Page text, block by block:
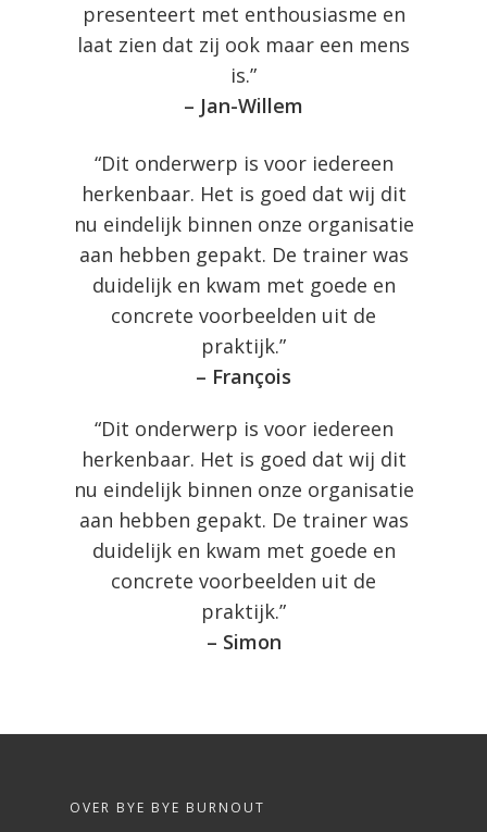
presenteert met enthousiasme en
laat zien dat zij ook maar een mens
is.”
– Jan-Willem
“Dit onderwerp is voor iedereen
herkenbaar. Het is goed dat wij dit
nu eindelijk binnen onze organisatie
aan hebben gepakt. De trainer was
duidelijk en kwam met goede en
concrete voorbeelden uit de
praktijk.”
– François
“Dit onderwerp is voor iedereen
herkenbaar. Het is goed dat wij dit
nu eindelijk binnen onze organisatie
aan hebben gepakt. De trainer was
duidelijk en kwam met goede en
concrete voorbeelden uit de
praktijk.”
– Simon
OVER BYE BYE BURNOUT